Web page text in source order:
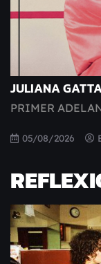
JULIANA
PRIMER
05/08/2026